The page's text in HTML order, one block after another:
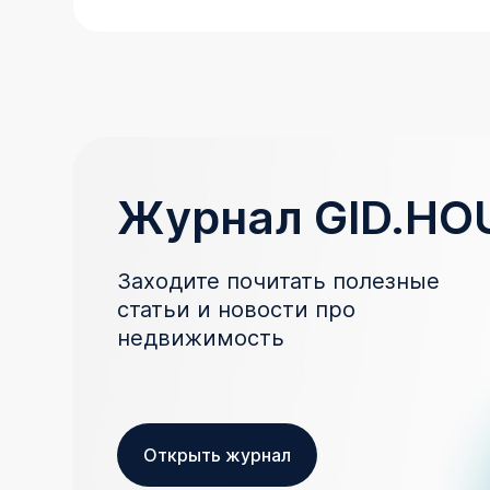
Журнал
Заходите почитать полезные
статьи и новости про
недвижимость
Открыть журнал